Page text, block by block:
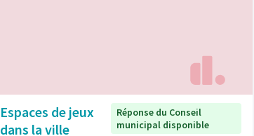
Espaces de jeux
dans la ville
Réponse du Conseil
municipal disponible